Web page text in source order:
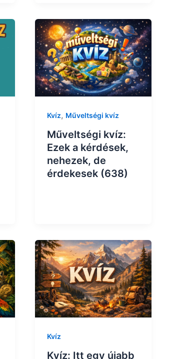
Kvíz, Műveltségi kvíz
Műveltségi kvíz:
Ezek a kérdések,
nehezek, de
érdekesek (638)
Kvíz
Kvíz: Itt egy újabb